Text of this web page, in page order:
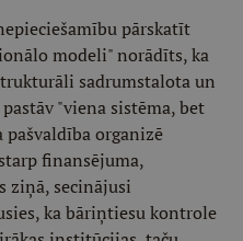
pārskatīt
modeli" norādīts, ka
sadrumstalota un
"viena sistēma, bet
pašvaldība organizē
finansējuma,
ziņā, secinājusi
ka bāriņtiesu kontrole